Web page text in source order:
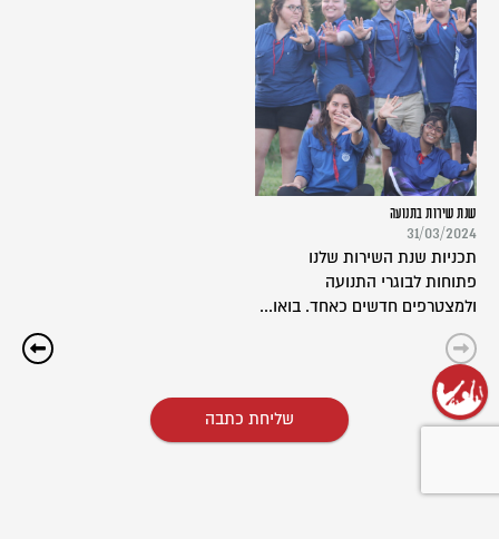
שנת שירות בתנועה
31/03/2024
תכניות שנת השירות שלנו
פתוחות לבוגרי התנועה
ולמצטרפים חדשים כאחד. בואו...
שליחת כתבה